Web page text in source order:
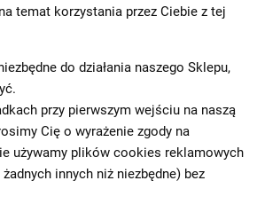
temat korzystania przez Ciebie z tej
do działania naszego Sklepu,
przy pierwszym wejściu na naszą
Cię o wyrażenie zgody na
używamy plików cookies reklamowych
innych niż niezbędne) bez